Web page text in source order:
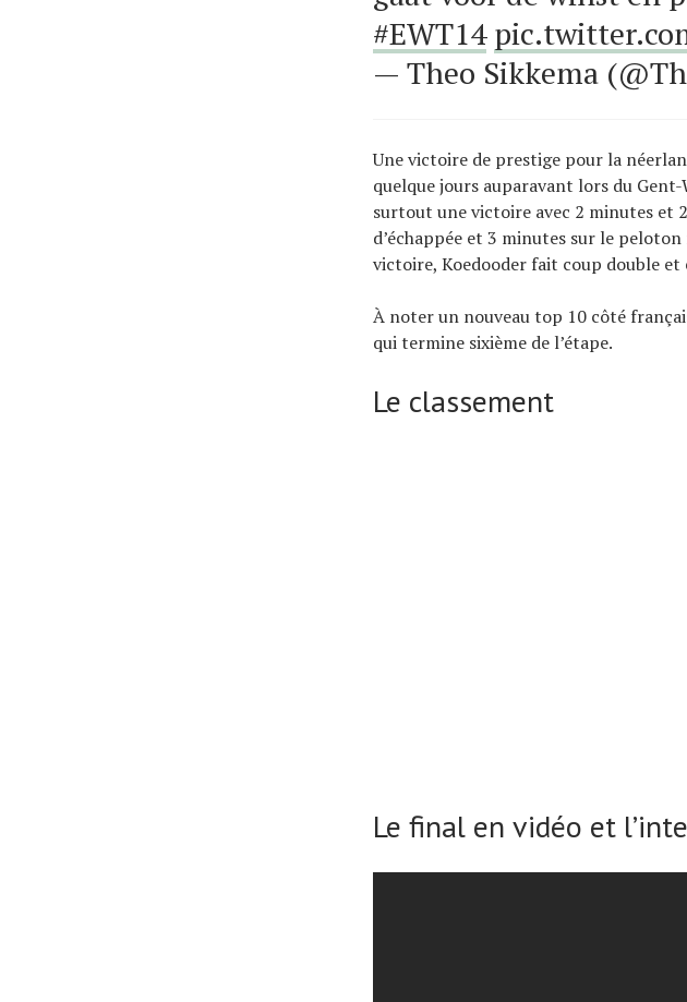
#EWT14
— Theo Sikkema
Une victoire de prestige pour la
quelque jours auparavant lors du
surtout une victoire avec 2 minutes et
d’échappée et 3 minutes sur le
victoire, Koedooder fait coup double et
À noter un nouveau top 10 côté
qui termine sixième de l’étape.
Le classement
Le final en vidéo et